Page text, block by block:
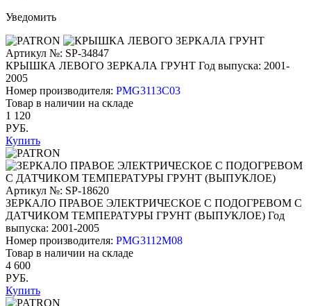
Уведомить
Артикул №: SP-34847
КРЫШКА ЛЕВОГО ЗЕРКАЛА ГРУНТ Год выпуска: 2001-
2005
Номер производителя: PMG3113C03
Товар в наличии на складе
1 120
РУБ.
Купить
Артикул №: SP-18620
ЗЕРКАЛО ПРАВОЕ ЭЛЕКТРИЧЕСКОЕ С ПОДОГРЕВОМ С
ДАТЧИКОМ ТЕМПЕРАТУРЫ ГРУНТ (ВЫПУКЛОЕ) Год
выпуска: 2001-2005
Номер производителя: PMG3112M08
Товар в наличии на складе
4 600
РУБ.
Купить